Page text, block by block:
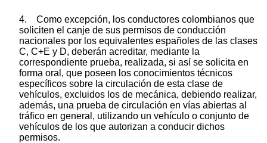
4. Como excepción, los conductores colombianos que
soliciten el canje de sus permisos de conducción
nacionales por los equivalentes españoles de las clases
C, C+E y D, deberán acreditar, mediante la
correspondiente prueba, realizada, si así se solicita en
forma oral, que poseen los conocimientos técnicos
específicos sobre la circulación de esta clase de
vehículos, excluidos los de mecánica, debiendo realizar,
además, una prueba de circulación en vías abiertas al
tráfico en general, utilizando un vehículo o conjunto de
vehículos de los que autorizan a conducir dichos
permisos.